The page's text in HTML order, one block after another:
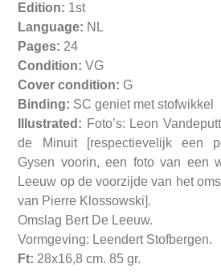
Edition: 1st
Language: NL
Pages: 24
Condition: VG
Cover condition: G
Binding: SC geniet met stofwikkel
Illustrated: Foto’s: Leon
de Minuit [respectievelijk een
Gysen voorin, een foto van een
Leeuw op de voorzijde van het
van Pierre Klossowski].
Omslag Bert De Leeuw.
Vormgeving: Leendert Stofbergen.
Ft: 28x16,8 cm. 85 gr.